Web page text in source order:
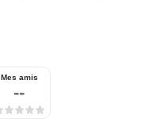
Mes amis
--